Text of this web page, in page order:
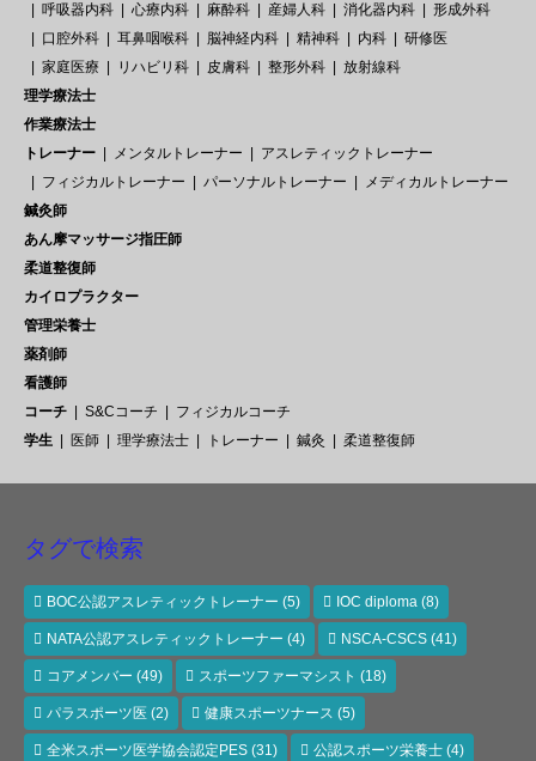
呼吸器内科
心療内科 麻酔科 産婦人科 消化器内科
形成外科
口腔外科
耳鼻咽喉科 脳神経内科 精神科 内科
研修医
家庭医療
リハビリ科 皮膚科 整形外科
放射線科
理学療法士
作業療法士
トレーナー
メンタルトレーナー
アスレティックトレーナー
フィジカルトレーナー
パーソナルトレーナー
メディカルトレーナー
鍼灸師
あん摩マッサージ指圧師
柔道整復師
カイロプラクター
管理栄養士
薬剤師
看護師
コーチ
S&Cコーチ
フィジカルコーチ
学生
医師 理学療法士 トレーナー 鍼灸 柔道整復師
タグで検索
BOC公認アスレティックトレーナー (5) IOC diploma (8)
NATA公認アスレティックトレーナー (4) NSCA-CSCS (41)
コアメンバー (49) スポーツファーマシスト (18)
パラスポーツ医 (2) 健康スポーツナース (5)
全米スポーツ医学協会認定PES (31) 公認スポーツ栄養士 (4)